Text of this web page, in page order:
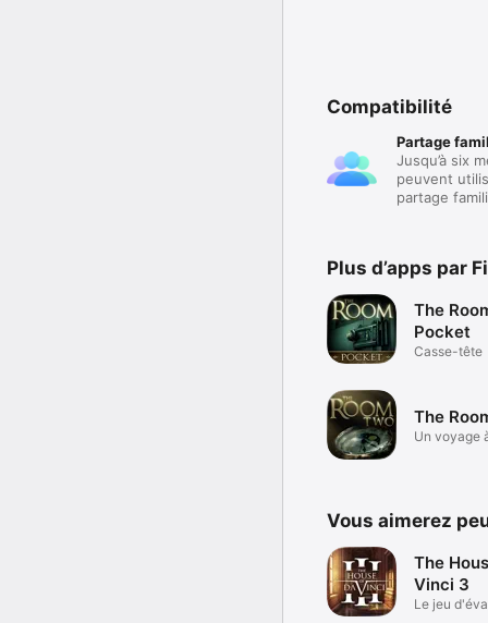
Compatibilité
Partage
Jusqu’à six
peuvent
partage
Plus d’apps par
The
Pocket
Casse-tête
The
Un voyage
Vous aimerez
The
Vinci 3
Le jeu